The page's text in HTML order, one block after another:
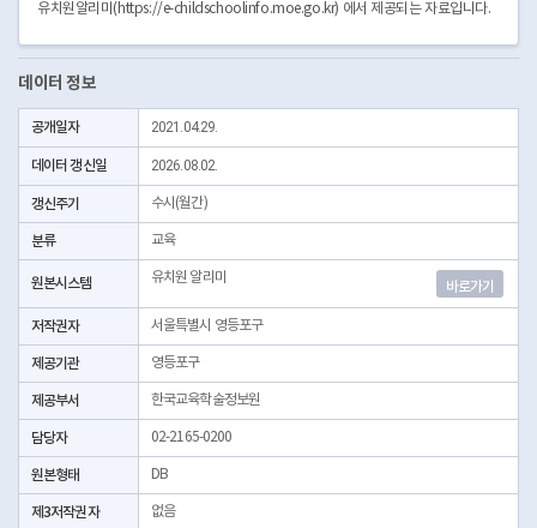
유치원알리미(https://e-childschoolinfo.moe.go.kr) 에서 제공되는 자료입니다.
데이터 정보
공개일자 2021.04.29.
데이터 갱신일 2026.08.02.
갱신주기 수시(월간)
분류 교육
원본시스템 유치원 알리미
바로가기
저작권자 서울특별시 영등포구
제공기관 영등포구
제공부서 한국교육학술정보원
담당자 02-2165-0200
원본형태 DB
제3저작권자 없음